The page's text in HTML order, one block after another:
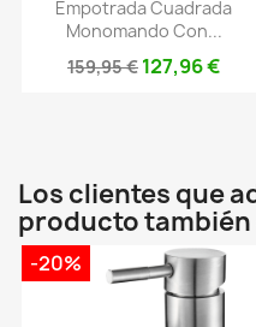
Empotrada Cuadrada
Monomando Con...
159,95 € 127,96 €
Los clientes que
producto
-20%